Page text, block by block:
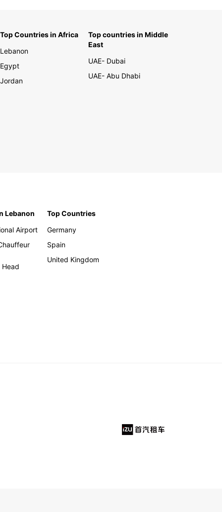
Top Countries in Africa
Lebanon
Egypt
Jordan
Top countries in Middle
East
UAE- Dubai
UAE- Abu Dhabi
Lebanon
Airport
Top Countries
Germany
Spain
United Kingdom